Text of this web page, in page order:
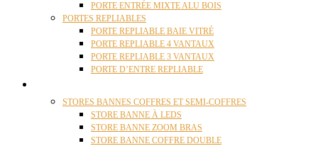
PORTE ENTRÉE MIXTE ALU BOIS
PORTES REPLIABLES
PORTE REPLIABLE BAIE VITRÉ
PORTE REPLIABLE 4 VANTAUX
PORTE REPLIABLE 3 VANTAUX
PORTE D’ENTRE REPLIABLE
STORES BANNES COFFRES ET SEMI-COFFRES
STORE BANNE À LEDS
STORE BANNE ZOOM BRAS
STORE BANNE COFFRE DOUBLE